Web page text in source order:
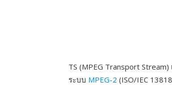
TS (MPEG Transport
ระบบ MPEG-2 (ISO/IEC